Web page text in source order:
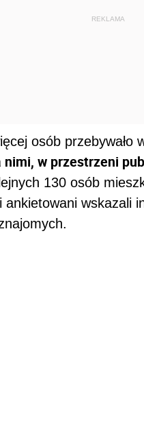
REKLAMA
osób przebywało
nimi, w przestrzeni
130 osób
wskazali